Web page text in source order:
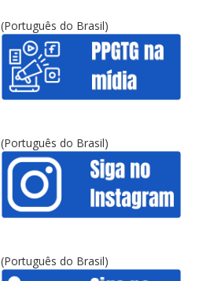
(Português do Brasil)
(Português do Brasil)
(Português do Brasil)